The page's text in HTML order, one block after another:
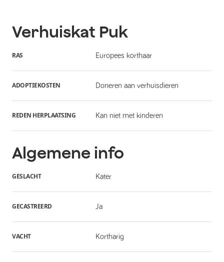
Verhuiskat Puk
RAS Europees korthaar
ADOPTIEKOSTEN Doneren aan verhuisdieren
REDEN HERPLAATSING Kan niet met kinderen
Algemene info
GESLACHT Kater
GECASTREERD Ja
VACHT Kortharig